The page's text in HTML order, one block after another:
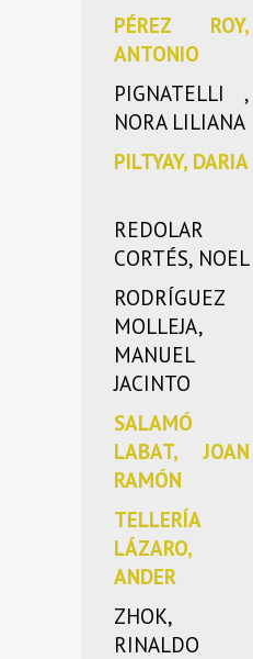
PÉREZ ROY,
ANTONIO
PIGNATELLI ,
NORA LILIANA
PILTYAY, DARIA
REDOLAR
CORTÉS, NOEL
RODRÍGUEZ
MOLLEJA,
MANUEL
JACINTO
SALAMÓ
LABAT, JOAN
RAMÓN
TELLERÍA
LÁZARO,
ANDER
ZHOK,
RINALDO